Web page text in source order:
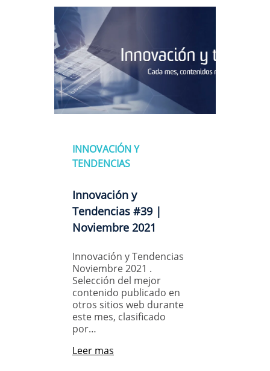
INNOVACIÓN Y
TENDENCIAS
Innovación y
Tendencias #39 |
Noviembre 2021
Innovación y Tendencias
Noviembre 2021 .
Selección del mejor
contenido publicado en
otros sitios web durante
este mes, clasificado
por…
Leer mas